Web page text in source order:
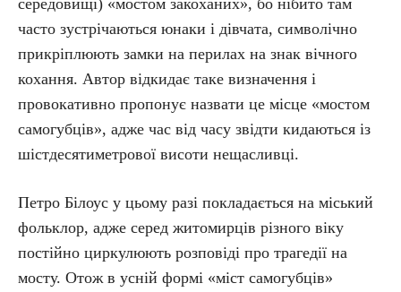
часто зустрічаються юнаки і дівчата, символічно
прикріплюють замки на перилах на знак вічного
кохання. Автор відкидає таке визначення і
провокативно пропонує назвати це місце «мостом
самогубців», адже час від часу звідти кидаються із
шістдесятиметрової висоти нещасливці.
Петро Білоус у цьому разі покладається на міський
фольклор, адже серед житомирців різного віку
постійно циркулюють розповіді про трагедії на
мосту. Отож в усній формі «міст самогубців»